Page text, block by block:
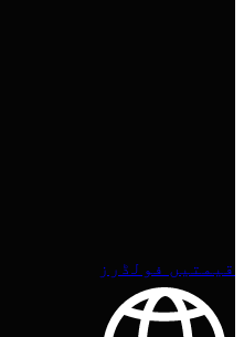
قیمتیں فولڈرز